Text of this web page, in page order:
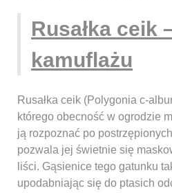
Rusałka ceik
kamuflażu
Rusałka ceik (Polygonia c-
którego obecność w ogrodzie
ją rozpoznać po
pozwala jej świetnie się
liści. Gąsienice tego gatunku
upodabniając się do ptasich